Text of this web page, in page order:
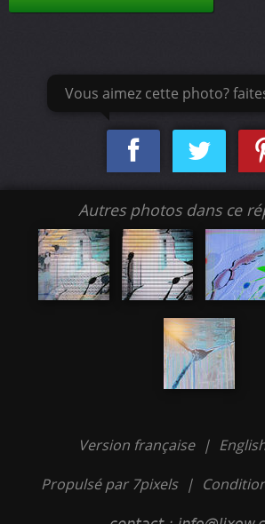
Vous aimez cette photo?
Autres photos dans ce
Version française |
Propulsé par 7pixels |